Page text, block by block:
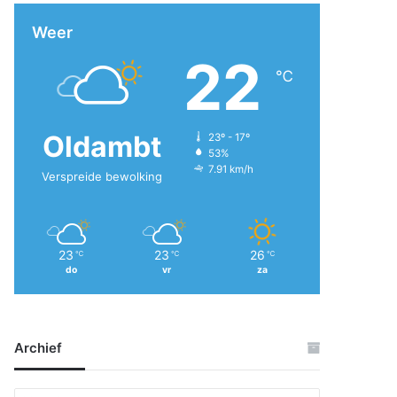
Weer
Oldambt
Verspreide bewolking
22 ℃
23º - 17º
53%
7.91 km/h
23 ℃
do
23 ℃
vr
26 ℃
za
Archief